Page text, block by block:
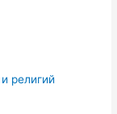
религий